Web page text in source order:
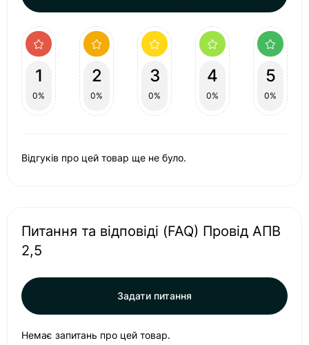
1
0%
2
0%
3
0%
4
0%
5
0%
Відгуків про цей товар ще не було.
Питання та відповіді (FAQ) Провід АПВ
2,5
Задати питання
Немає запитань про цей товар.